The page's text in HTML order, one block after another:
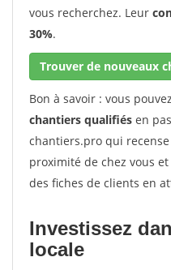
vous recherchez. Leur
30%.
Trouver de nouveaux
Bon à savoir : vous
chantiers qualifiés en
chantiers.pro qui
proximité de chez vous
des fiches de clients en
Investissez
locale